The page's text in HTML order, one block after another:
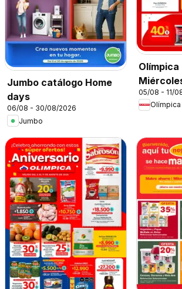
Jumbo catálogo Home
days
06/08 - 30/08/2026
Jumbo
05/08 - 11/
Olímpica